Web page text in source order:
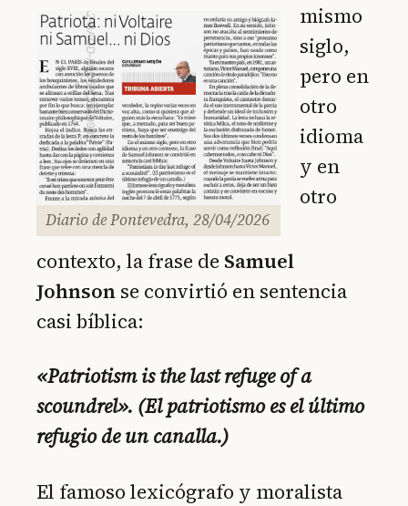
Diario de Pontevedra, 28/04/2026
mismo
siglo,
pero en
otro
idioma
y en
otro
contexto, la frase de Samuel
Johnson se convirtió en sentencia
casi bíblica:
«Patriotism is the last refuge of a
scoundrel». (El patriotismo es el último
refugio de un canalla.)
El famoso lexicógrafo y moralista